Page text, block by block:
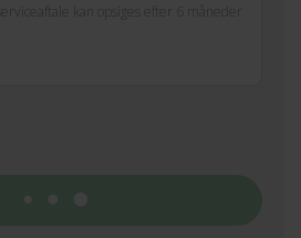
kan opsiges efter 6 måneder